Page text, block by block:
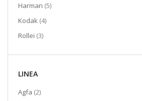
Harman 5elementi
Kodak 4elementi
Rollei 3elementi
LINEA
Agfa 2elementi